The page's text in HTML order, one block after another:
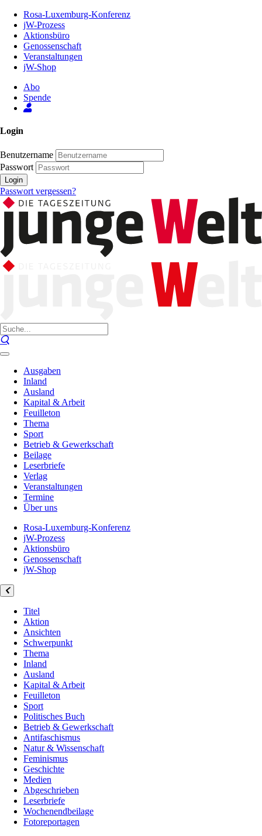
Inhalt
Seite
Rosa-Luxemburg-Konferenz
jW-Prozess
Aktionsbüro
Genossenschaft
Veranstaltungen
jW-Shop
Abo
Spende
Login
Benutzername
Passwort
Login
Passwort vergessen?
Ausgaben
Inland
Ausland
Kapital & Arbeit
Feuilleton
Thema
Sport
Betrieb & Gewerkschaft
Beilage
Leserbriefe
Verlag
Veranstaltungen
Termine
Über uns
Rosa-Luxemburg-Konferenz
jW-Prozess
Aktionsbüro
Genossenschaft
jW-Shop
Titel
Aktion
Ansichten
Schwerpunkt
Thema
Inland
Ausland
Kapital & Arbeit
Feuilleton
Sport
Politisches Buch
Betrieb & Gewerkschaft
Antifaschismus
Natur & Wissenschaft
Feminismus
Geschichte
Medien
Abgeschrieben
Leserbriefe
Wochenendbeilage
Fotoreportagen